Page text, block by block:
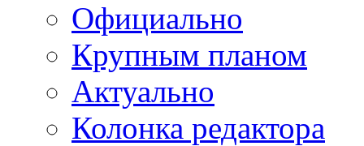
Официально
Крупным планом
Актуально
Колонка редактора